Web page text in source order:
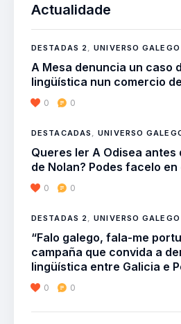
Actualidade
DESTADAS 2,UNIVERSO GALEGO
A Mesa denuncia un caso
lingüística nun comercio
0 0
DESTACADAS ,UNIVERSO
Queres ler A Odisea antes
de Nolan? Podes facelo en
0 0
DESTADAS 2,UNIVERSO GALEGO
“Falo galego, fala-me
campaña que convida a
lingüística entre Galicia e
0 0